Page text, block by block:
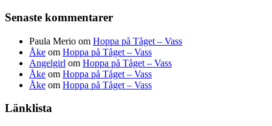
Senaste kommentarer
Paula Merio om Hoppa på Tåget – Vass
Åke om Hoppa på Tåget – Vass
Angelgirl om Hoppa på Tåget – Vass
Åke om Hoppa på Tåget – Vass
Åke om Hoppa på Tåget – Vass
Länklista